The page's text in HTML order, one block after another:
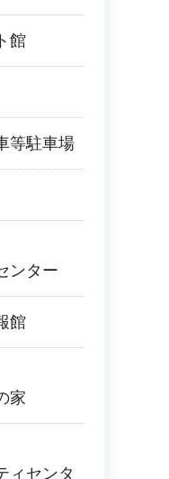
館
等駐車場
ンター
館
家
ィセンタ